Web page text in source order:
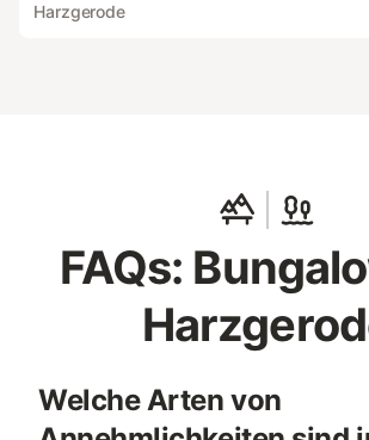
Harzgerode
FAQs:
Welche Arten von